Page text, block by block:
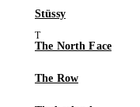
Stüssy
The North Face
The Row